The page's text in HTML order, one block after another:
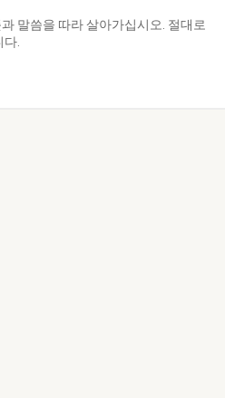
말씀을 따라 살아가십시오. 절대로
.